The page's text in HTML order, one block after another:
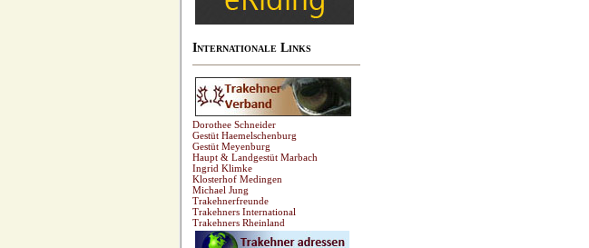
Internationale Links
Dorothee Schneider
Gestüt Haemelschenburg
Gestüt Meyenburg
Haupt & Landgestüt Marbach
Ingrid Klimke
Klosterhof Medingen
Michael Jung
Trakehnerfreunde
Trakehners International
Trakehners Rheinland